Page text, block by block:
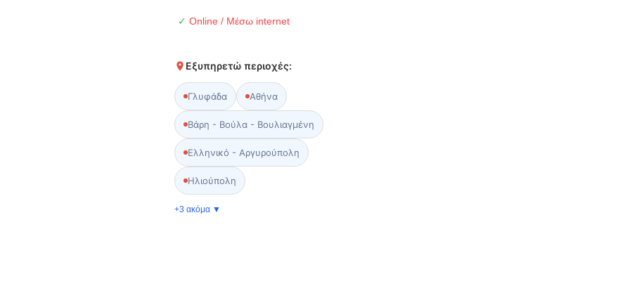
✓ Online / Μέσω internet
Εξυπηρετώ περιοχές:
Γλυφάδα Αθήνα
Βάρη - Βούλα - Βουλιαγμένη
Ελληνικό - Αργυρούπολη
Ηλιούπολη
+3 ακόμα ▼